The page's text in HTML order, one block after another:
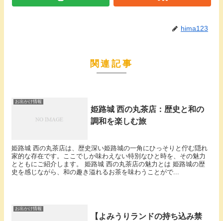
hima123
関連記事
お出かけ情報
姫路城 西の丸茶店：歴史と和の
調和を楽しむ旅
姫路城 西の丸茶店は、歴史深い姫路城の一角にひっそりと佇む隠れ
家的な存在です。ここでしか味わえない特別なひと時を、その魅力
とともにご紹介します。 姫路城 西の丸茶店の魅力とは 姫路城の歴
史を感じながら、和の趣き溢れるお茶を味わうことがで...
お出かけ情報
【よみうりランドの持ち込み禁